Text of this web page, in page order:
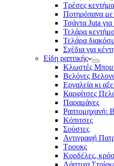
Τρέσες
Ποτηρόπανα
Τσάντα Juta
Τελάρα
Τελάρα
Σχέδια για
Είδη ραπτικής
Κλωστές
Βελόνες
Εργαλεία κι
Καρφίτσες
Παραμάνες
Ραπτομηχανή:
Κόπιτσες
Σούστες
Αντιγραφή
Τρουκς
Κορδέλες,
Λάστιχα